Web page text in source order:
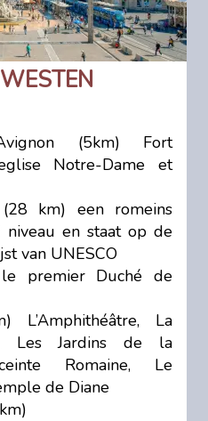
Avignon (5km) Fort
Notre-Dame et
km) een romeins
en staat op de
van UNESCO
premier Duché de
L’Amphithéâtre, La
Les Jardins de la
Romaine, Le
de Diane